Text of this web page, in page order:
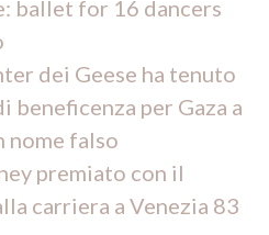
ballet for 16 dancers
dei Geese ha tenuto
beneficenza per Gaza a
nome falso
premiato con il
carriera a Venezia 83